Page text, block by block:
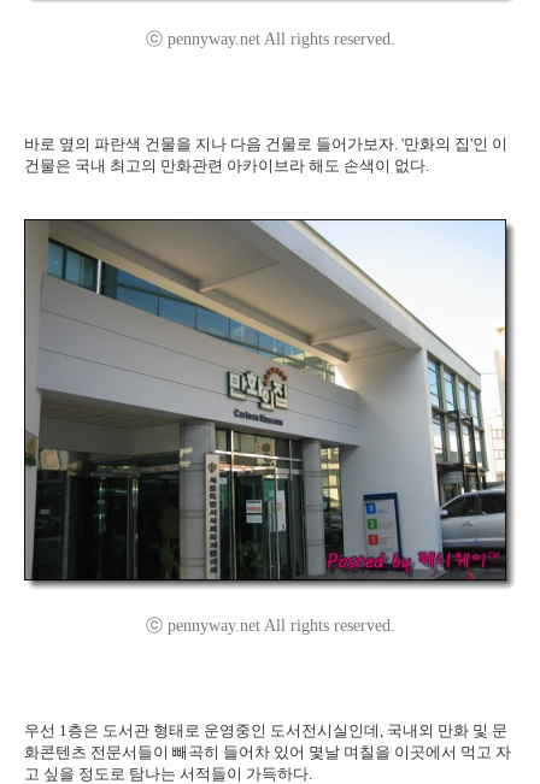
ⓒ pennyway.net All rights reserved.
바로 옆의 파란색 건물을 지나 다음 건물로 들어가보자. '만화의 집'인 이
건물은 국내 최고의 만화관련 아카이브라 해도 손색이 없다.
ⓒ pennyway.net All rights reserved.
우선 1층은 도서관 형태로 운영중인 도서전시실인데, 국내외 만화 및 문
화콘텐츠 전문서들이 빼곡히 들어차 있어 몇날 며칠을 이곳에서 먹고 자
고 싶을 정도로 탐나는 서적들이 가득하다.